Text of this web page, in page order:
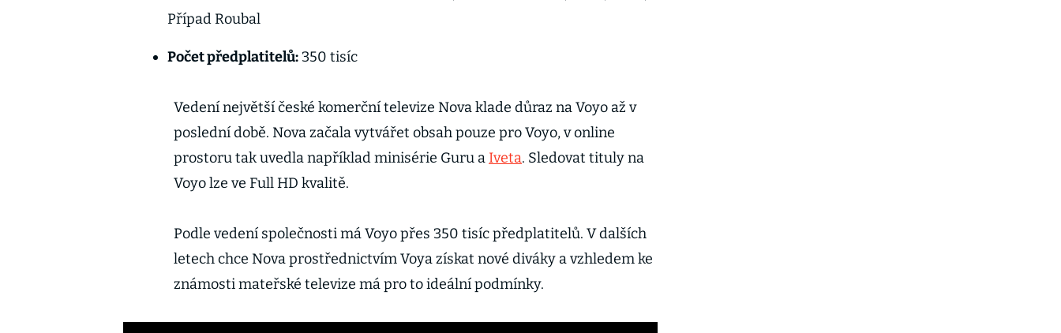
Případ Roubal
Počet předplatitelů: 350 tisíc
Vedení největší české komerční televize Nova klade důraz na Voyo až v
poslední době. Nova začala vytvářet obsah pouze pro Voyo, v online
prostoru tak uvedla například minisérie Guru a Iveta. Sledovat tituly na
Voyo lze ve Full HD kvalitě.
Podle vedení společnosti má Voyo přes 350 tisíc předplatitelů. V dalších
letech chce Nova prostřednictvím Voya získat nové diváky a vzhledem ke
známosti mateřské televize má pro to ideální podmínky.